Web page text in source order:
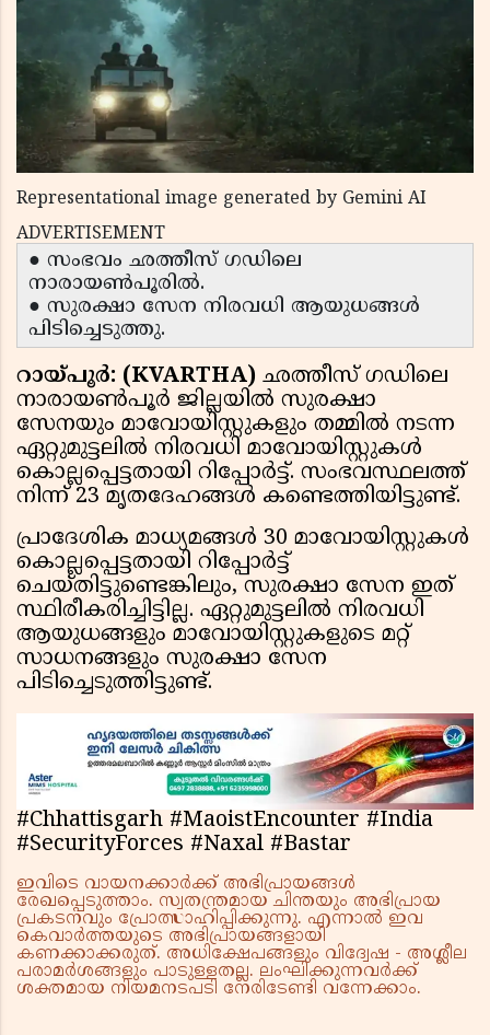
Representational image generated by Gemini AI
ADVERTISEMENT
● സംഭവം ഛത്തീസ് ഗഡിലെ
നാരായൺപൂരിൽ.
● സുരക്ഷാ സേന നിരവധി ആയുധങ്ങൾ
പിടിച്ചെടുത്തു.
റായ്പൂർ: (KVARTHA) ഛത്തീസ് ഗഡിലെ
നാരായൺപൂർ ജില്ലയിൽ സുരക്ഷാ
സേനയും മാവോയിസ്റ്റുകളും തമ്മിൽ നടന്ന
ഏറ്റുമുട്ടലിൽ നിരവധി മാവോയിസ്റ്റുകൾ
കൊല്ലപ്പെട്ടതായി റിപ്പോർട്ട്. സംഭവസ്ഥലത്ത്
നിന്ന് 23 മൃതദേഹങ്ങൾ കണ്ടെത്തിയിട്ടുണ്ട്.
പ്രാദേശിക മാധ്യമങ്ങൾ 30 മാവോയിസ്റ്റുകൾ
കൊല്ലപ്പെട്ടതായി റിപ്പോർട്ട്
ചെയ്തിട്ടുണ്ടെങ്കിലും, സുരക്ഷാ സേന ഇത്
സ്ഥിരീകരിച്ചിട്ടില്ല. ഏറ്റുമുട്ടലിൽ നിരവധി
ആയുധങ്ങളും മാവോയിസ്റ്റുകളുടെ മറ്റ്
സാധനങ്ങളും സുരക്ഷാ സേന
പിടിച്ചെടുത്തിട്ടുണ്ട്.
#Chhattisgarh #MaoistEncounter #India
#SecurityForces #Naxal #Bastar
ഇവിടെ വായനക്കാർക്ക് അഭിപ്രായങ്ങൾ
രേഖപ്പെടുത്താം. സ്വതന്ത്രമായ ചിന്തയും അഭിപ്രായ
പ്രകടനവും പ്രോത്സാഹിപ്പിക്കുന്നു. എന്നാൽ ഇവ
കെവാർത്തയുടെ അഭിപ്രായങ്ങളായി
കണക്കാക്കരുത്. അധിക്ഷേപങ്ങളും വിദ്വേഷ - അശ്ലീല
പരാമർശങ്ങളും പാടുള്ളതല്ല. ലംഘിക്കുന്നവർക്ക്
ശക്തമായ നിയമനടപടി നേരിടേണ്ടി വന്നേക്കാം.